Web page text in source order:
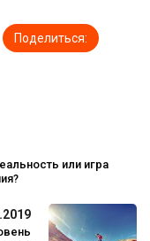
Поделиться:
или игра